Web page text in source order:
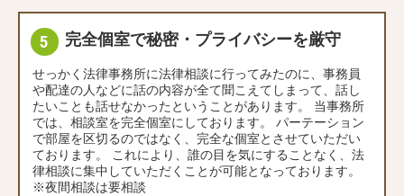
完全個室で秘密・プライバシーを厳守
せっかく法律事務所に法律相談に行ってみたのに、事務員
や配達の人などに話の内容が全て聞こえてしまって、話し
たいことも話せなかったということがあります。 当事務所
では、相談室を完全個室にしております。 パーテーション
で部屋を区切るのではなく、完全な個室とさせていただい
ております。 これにより、誰の目を気にすることなく、法
律相談に集中していただくことが可能となっております。
※夜間相談は要相談